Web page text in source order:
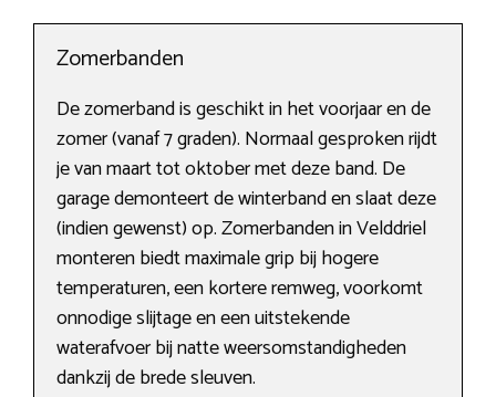
Zomerbanden
De zomerband is geschikt in het voorjaar en de
zomer (vanaf 7 graden). Normaal gesproken rijdt
je van maart tot oktober met deze band. De
garage demonteert de winterband en slaat deze
(indien gewenst) op. Zomerbanden in Velddriel
monteren biedt maximale grip bij hogere
temperaturen, een kortere remweg, voorkomt
onnodige slijtage en een uitstekende
waterafvoer bij natte weersomstandigheden
dankzij de brede sleuven.